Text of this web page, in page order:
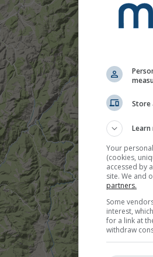
Store
Your
(cookies,
accessed by
site. We and
partners.
Some
interest,
for a link at
withdraw